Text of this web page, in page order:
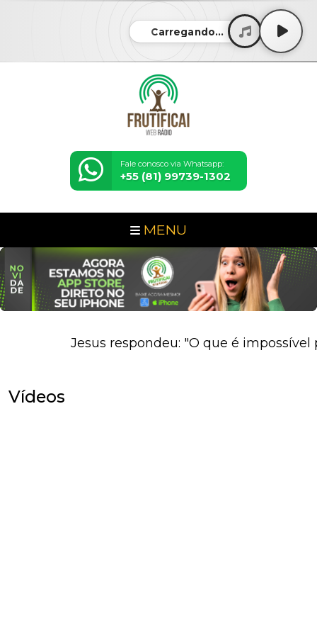
Carregando...
Fale conosco via Whatsapp:
+55 (81) 99739-1302
MENU
Jesus respondeu: "O que é impossível
Vídeos